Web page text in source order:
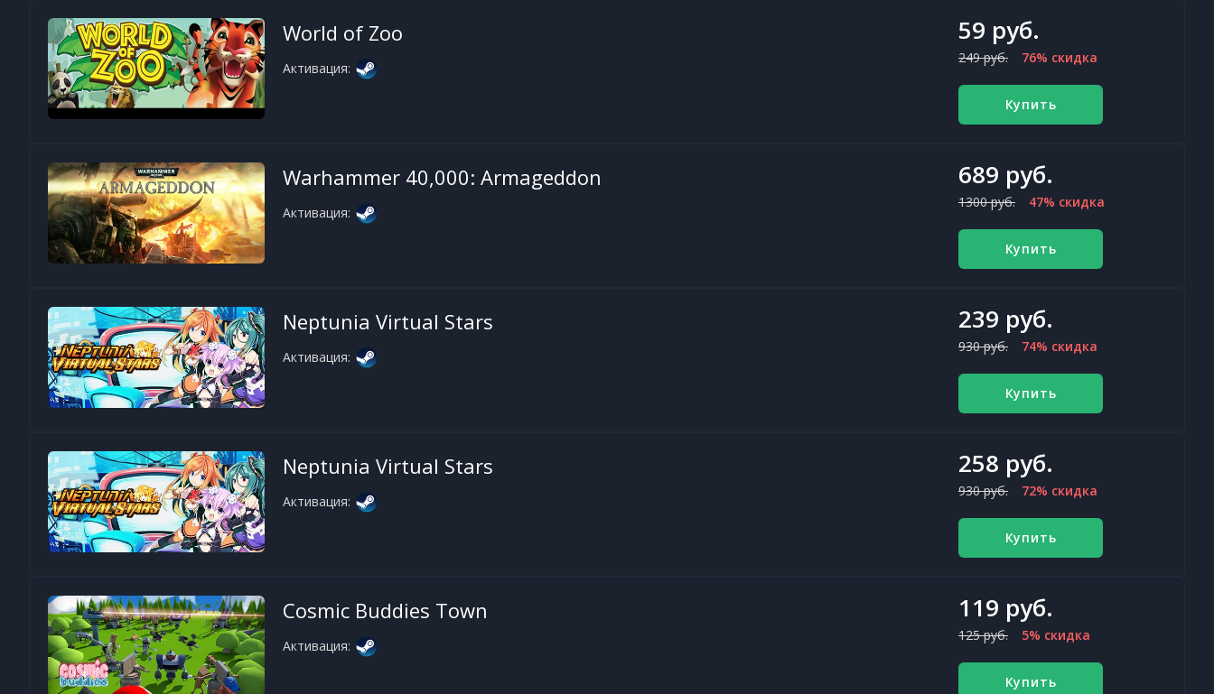
World of Zoo
Активация:
59 руб.
249 руб. 76% скидка
Купить
Warhammer 40,000: Armageddon
Активация:
689 руб.
1300 руб. 47% скидка
Купить
Neptunia Virtual Stars
Активация:
239 руб.
930 руб. 74% скидка
Купить
Neptunia Virtual Stars
Активация:
258 руб.
930 руб. 72% скидка
Купить
Cosmic Buddies Town
Активация:
119 руб.
125 руб. 5% скидка
Купить